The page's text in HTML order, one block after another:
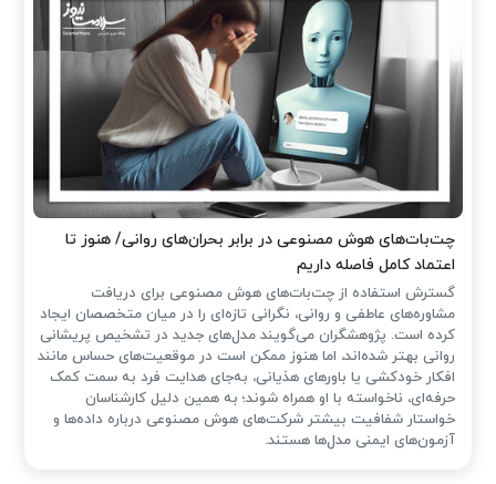
چت‌بات‌های هوش مصنوعی در برابر بحران‌های روانی/ هنوز تا
اعتماد کامل فاصله داریم
گسترش استفاده از چت‌بات‌های هوش مصنوعی برای دریافت
مشاوره‌های عاطفی و روانی، نگرانی تازه‌ای را در میان متخصصان ایجاد
کرده است. پژوهشگران می‌گویند مدل‌های جدید در تشخیص پریشانی
روانی بهتر شده‌اند، اما هنوز ممکن است در موقعیت‌های حساس مانند
افکار خودکشی یا باورهای هذیانی، به‌جای هدایت فرد به سمت کمک
حرفه‌ای، ناخواسته با او همراه شوند؛ به همین دلیل کارشناسان
خواستار شفافیت بیشتر شرکت‌های هوش مصنوعی درباره داده‌ها و
آزمون‌های ایمنی مدل‌ها هستند.